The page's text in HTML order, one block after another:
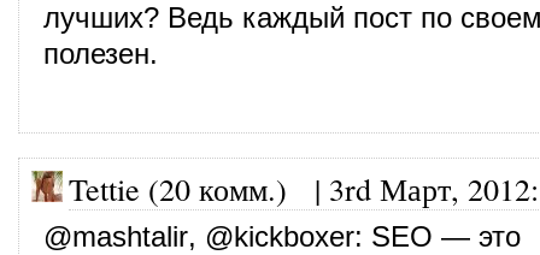
лучших? Ведь каждый пост по
полезен.
Tettie (20 комм.) | 3rd Март, 2012:
@mashtalir, @kickboxer: SEO — это